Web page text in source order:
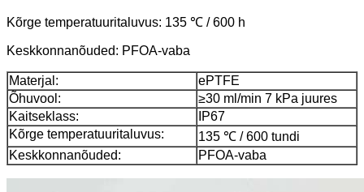
Kõrge temperatuuritaluvus: 135 ℃ / 600 h
Keskkonnanõuded: PFOA-vaba
Materjal:
ePTFE
Õhuvool:
≥30 ml/min 7 kPa juures
Kaitseklass:
IP67
Kõrge temperatuuritaluvus:
135 ℃ / 600 tundi
Keskkonnanõuded:
PFOA-vaba